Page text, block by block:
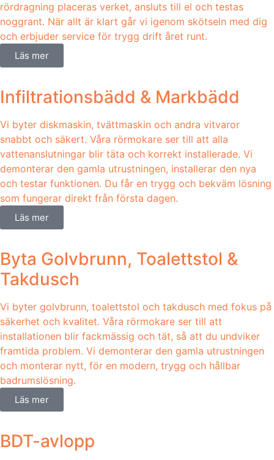
rördragning placeras verket, ansluts till el och testas
noggrant. När allt är klart går vi igenom skötseln med dig
och erbjuder service för trygg drift året runt.
Läs mer
Infiltrationsbädd & Markbädd
Vi byter diskmaskin, tvättmaskin och andra vitvaror
snabbt och säkert. Våra rörmokare ser till att alla
vattenanslutningar blir täta och korrekt installerade. Vi
demonterar den gamla utrustningen, installerar den nya
och testar funktionen. Du får en trygg och bekväm lösning
som fungerar direkt från första dagen.
Läs mer
Byta Golvbrunn, Toalettstol &
Takdusch
Vi byter golvbrunn, toalettstol och takdusch med fokus på
säkerhet och kvalitet. Våra rörmokare ser till att
installationen blir fackmässig och tät, så att du undviker
framtida problem. Vi demonterar den gamla utrustningen
och monterar nytt, för en modern, trygg och hållbar
badrumslösning.
Läs mer
BDT-avlopp